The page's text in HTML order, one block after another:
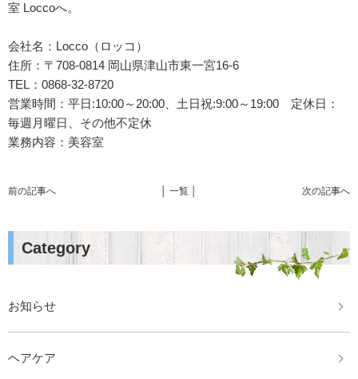
室 Loccoへ。
会社名：Locco（ロッコ）
住所：〒708-0814 岡山県津山市東一宮16-6
TEL：0868-32-8720
営業時間：平日:10:00～20:00、土日祝:9:00～19:00 定休日：
毎週月曜日、その他不定休
業務内容：美容室
前の記事へ 次の記事へ
│ 一覧 │
Category
お知らせ
ヘアケア